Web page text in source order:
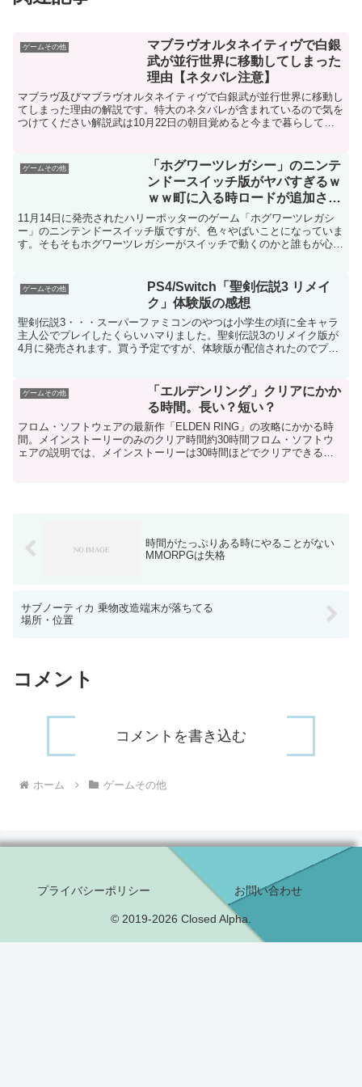
ゲームその他
マブラヴオルタネイティヴで白銀
武が並行世界に移動してしまった
理由【ネタバレ注意】
マブラヴ及びマブラヴオルタネイティヴで白銀武が並行世界に移動し
てしまった理由の解説です。特大のネタバレが含まれているので気を
つけてください解説武は10月22日の朝目覚めると今まで暮らしてい
ゲームその他
「ホグワーツレガシー」のニンテ
ンドースイッチ版がヤバすぎるｗ
ｗｗ町に入る時ロードが追加され
る
11月14日に発売されたハリーポッターのゲーム「ホグワーツレガシ
ー」のニンテンドースイッチ版ですが、色々やばいことになっていま
す。そもそもホグワーツレガシーがスイッチで動くのかと誰もが心配
ゲームその他
PS4/Switch「聖剣伝説3 リメイ
ク」体験版の感想
聖剣伝説3・・・スーパーファミコンのやつは小学生の頃に全キャラ
主人公でプレイしたくらいハマりました。聖剣伝説3のリメイク版が
4月に発売されます。買う予定ですが、体験版が配信されたのでプレ
ゲームその他
「エルデンリング」クリアにかか
る時間。長い？短い？
フロム・ソフトウェアの最新作「ELDEN RING」の攻略にかかる時
間。メインストーリーのみのクリア時間約30時間フロム・ソフトウ
ェアの説明では、メインストーリーは30時間ほどでクリアできると
時間がたっぷりある時にやることがない
MMORPGは失格
サブノーティカ 乗物改造端末が落ちてる
場所・位置
コメント
コメントを書き込む
ホーム ゲームその他
プライバシーポリシー お問い合わせ
© 2019-2026 Closed Alpha.